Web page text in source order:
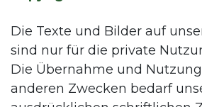
Die Texte und Bilder auf
sind nur für die private
Die Übernahme und
anderen Zwecken bedarf